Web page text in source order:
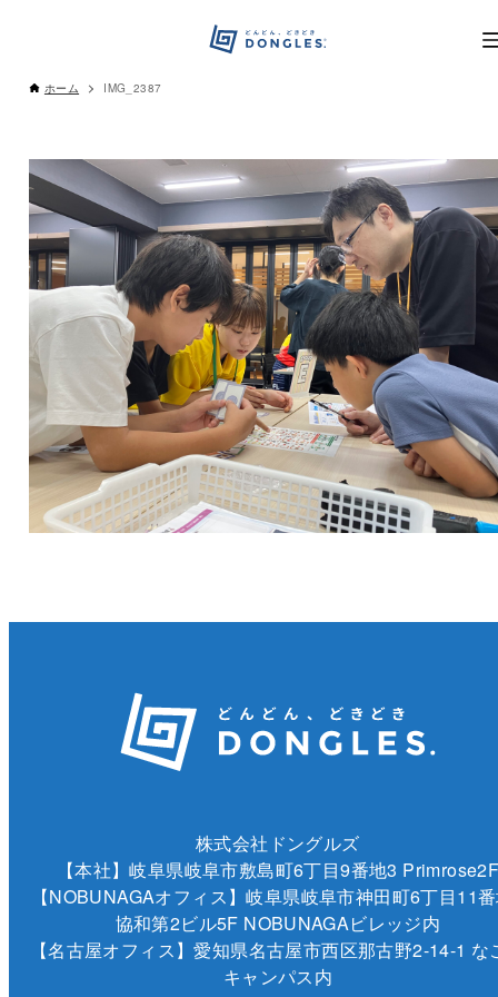
ホーム IMG_2387
株式会社ドングルズ
【本社】岐阜県岐阜市敷島町6丁目9番地3
【NOBUNAGAオフィス】岐阜県岐阜市神田町6丁目11
協和第2ビル5F NOBUNAGAビレッジ内
【名古屋オフィス】愛知県名古屋市西区那古野2-14-1 な
キャンパス内